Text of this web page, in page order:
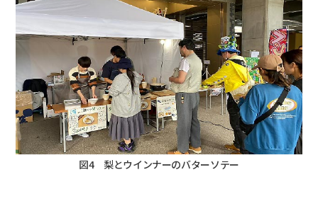
図4 梨とウインナーのバターソテー